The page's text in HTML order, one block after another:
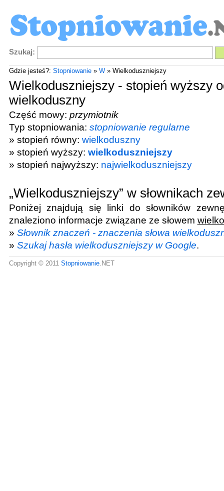
Szukaj:
Gdzie jesteś?: Stopniowanie» W» Wielkoduszniejszy
Wielkoduszniejszy - stopień wyższy
wielkoduszny
Część mowy: przymiotnik
Typ stopniowania: stopniowanie regularne
» stopień równy: wielkoduszny
» stopień wyższy: wielkoduszniejszy
» stopień najwyższy: najwielkoduszniejszy
„Wielkoduszniejszy” w słownikach
Poniżej znajdują się linki do słowników
znaleziono informacje związane ze słowem
» Słownik znaczeń - znaczenia słowa
» Szukaj hasła wielkoduszniejszy w Google.
Copyright © 2011 Stopniowanie.NET